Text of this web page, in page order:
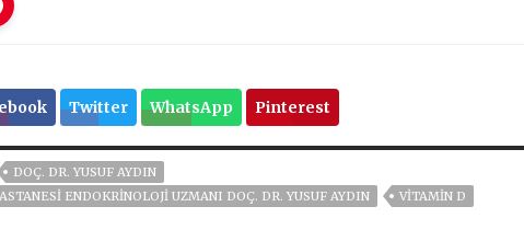
Twitter WhatsApp Pinterest
DOÇ. DR. YUSUF AYDIN
ENDOKRINOLOJI UZMANI DOÇ. DR. YUSUF AYDIN
VITAMIN D